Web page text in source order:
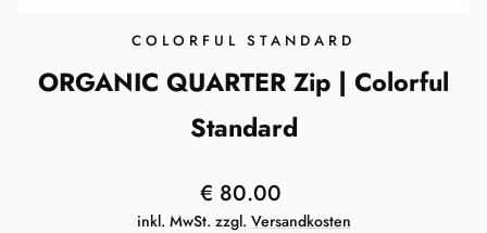
COLORFUL STANDARD
ORGANIC QUARTER Zip | Colorful
Standard
Normaler
Preis
€ 80.00
inkl. MwSt. zzgl. Versandkosten